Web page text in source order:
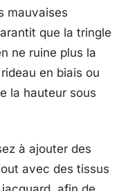
mauvaises
que la tringle
ne ruine plus la
en biais ou
la hauteur sous
à ajouter des
avec des tissus